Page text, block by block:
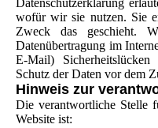
Datenschutzerklärung
wofür wir sie nutzen. Sie
Zweck das geschieht.
Datenübertragung im
E-Mail)
Schutz der Daten vor dem
Hinweis zur
Die verantwortliche Stelle
Website ist: